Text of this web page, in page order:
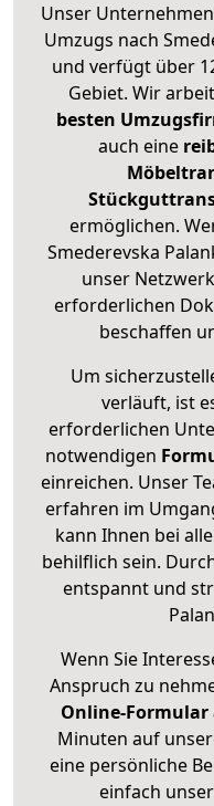
Unser
Umzugs nach
und verfügt über
Gebiet. Wir
besten
auch eine
ermöglichen.
Smederevska
unser
erforderlichen
beschaffen
Um
verläuft, ist
erforderlichen
notwendigen
einreichen. Unser
erfahren im
kann Ihnen bei
behilflich sein.
entspannt und
Wenn Sie
Anspruch zu
Online-Formular
Minuten auf
eine persönliche
einfach